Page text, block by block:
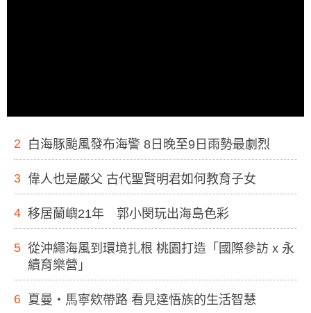
2 白海豚颱風發布海警 8日晚至9日雨勢最劇烈
3 偉人也是嚴父 古代聖賢明君如何教育子女
4 移居蘭嶼21年 郭小閔玩出海島色彩
5 從沖繩海風到環境扎根 桃園打造「國際參訪 x 永
續育樂營」
6 夏曼・馬寧欸帶路 看見達悟族的生活智慧